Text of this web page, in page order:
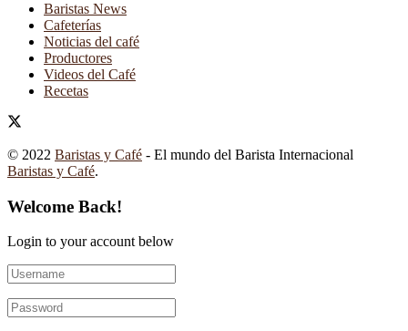
Baristas News
Cafeterías
Noticias del café
Productores
Videos del Café
Recetas
© 2022 Baristas y Café - El mundo del Barista Internacional
Baristas y Café.
Welcome Back!
Login to your account below